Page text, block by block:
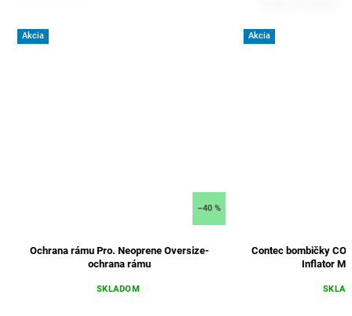
Akcia
–40 %
Ochrana rámu Pro. Neoprene Oversize-
ochrana rámu
SKLADOM
Akcia
Contec bombičky
Inflator